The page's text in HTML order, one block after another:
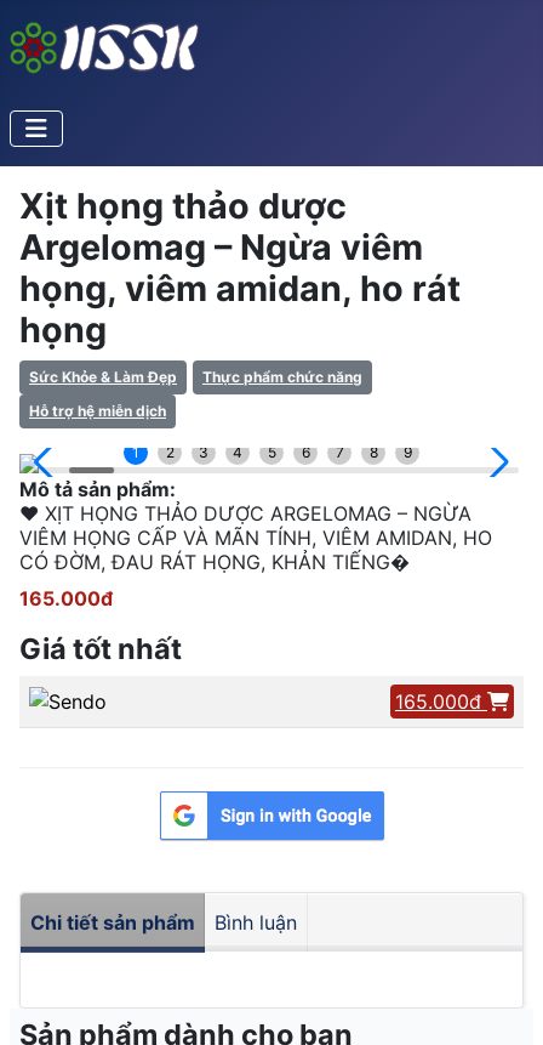
Xịt họng thảo dược
Argelomag – Ngừa viêm
họng, viêm amidan, ho rát
họng
Sức Khỏe & Làm Đẹp
Thực phẩm chức năng
Hỗ trợ hệ miễn dịch
1 2 3 4 5 6 7 8 9
Mô tả sản phẩm:
❤ XỊT HỌNG THẢO DƯỢC ARGELOMAG – NGỪA
VIÊM HỌNG CẤP VÀ MÃN TÍNH, VIÊM AMIDAN, HO
CÓ ĐỜM, ĐAU RÁT HỌNG, KHẢN TIẾNG�
165.000đ
Giá tốt nhất
165.000đ
Chi tiết sản phẩm Bình luận
Sản phẩm dành cho bạn